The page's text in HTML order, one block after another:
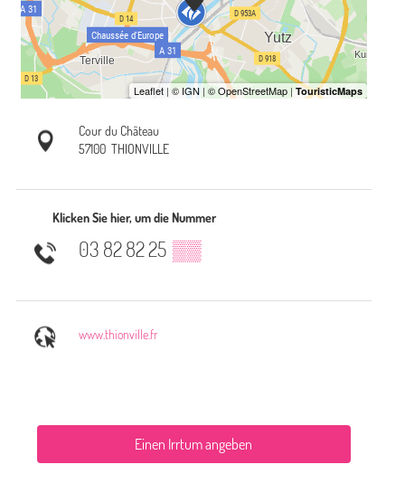
Cour du Château
57100 THIONVILLE
Klicken Sie hier, um die Nummer
03 82 82 25 ▒▒
www.thionville.fr
Einen Irrtum angeben